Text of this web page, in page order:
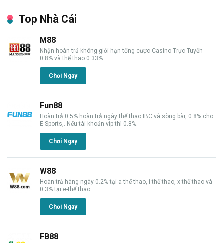
Top Nhà Cái
M88
Nhận hoàn trả không giới hạn tổng cược Casino Trực Tuyến
0.8% và thể thao 0.33%.
Chơi Ngay
Fun88
Hoàn trả 0.5% hoàn trả ngày thể thao IBC và sòng bài, 0.8% cho
E-Sports,. Nếu tài khoản vip thì 0.8%.
Chơi Ngay
W88
Hoàn trả hàng ngày 0.2% tại a-thể thao, i-thể thao, x-thể thao và
0.3% tại e-thể thao.
Chơi Ngay
FB88